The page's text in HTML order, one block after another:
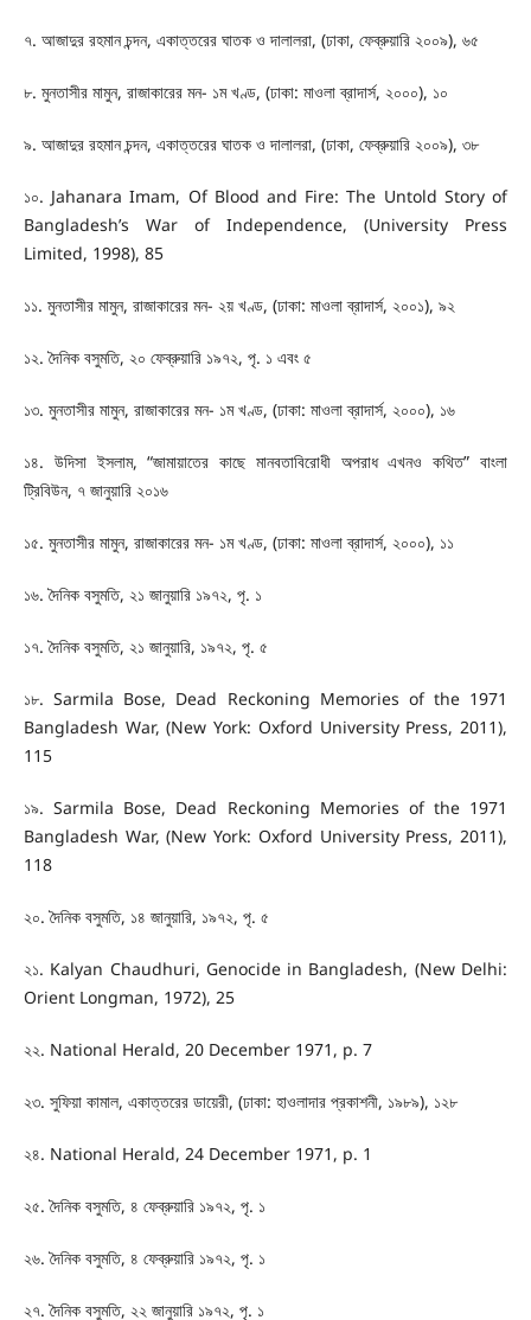
৭. আজাদুর রহমান চন্দন, একাত্তরের ঘাতক ও দালালরা, (ঢাকা, ফেব্রুয়ারি ২০০৯), ৬৫
৮. মুনতাসীর মামুন, রাজাকারের মন- ১ম খণ্ড, (ঢাকা: মাওলা ব্রাদার্স, ২০০০), ১০
৯. আজাদুর রহমান চন্দন, একাত্তরের ঘাতক ও দালালরা, (ঢাকা, ফেব্রুয়ারি ২০০৯), ৩৮
১০. Jahanara Imam, Of Blood and Fire: The Untold Story of
Bangladesh’s War of Independence, (University Press
Limited, 1998), 85
১১. মুনতাসীর মামুন, রাজাকারের মন- ২য় খণ্ড, (ঢাকা: মাওলা ব্রাদার্স, ২০০১), ৯২
১২. দৈনিক বসুমতি, ২০ ফেব্রুয়ারি ১৯৭২, পৃ. ১ এবং ৫
১৩. মুনতাসীর মামুন, রাজাকারের মন- ১ম খণ্ড, (ঢাকা: মাওলা ব্রাদার্স, ২০০০), ১৬
১৪. উদিসা ইসলাম, “জামায়াতের কাছে মানবতাবিরোধী অপরাধ এখনও কথিত” বাংলা
ট্রিবিউন, ৭ জানুয়ারি ২০১৬
১৫. মুনতাসীর মামুন, রাজাকারের মন- ১ম খণ্ড, (ঢাকা: মাওলা ব্রাদার্স, ২০০০), ১১
১৬. দৈনিক বসুমতি, ২১ জানুয়ারি ১৯৭২, পৃ. ১
১৭. দৈনিক বসুমতি, ২১ জানুয়ারি, ১৯৭২, পৃ. ৫
১৮. Sarmila Bose, Dead Reckoning Memories of the 1971
Bangladesh War, (New York: Oxford University Press, 2011),
115
১৯. Sarmila Bose, Dead Reckoning Memories of the 1971
Bangladesh War, (New York: Oxford University Press, 2011),
118
২০. দৈনিক বসুমতি, ১৪ জানুয়ারি, ১৯৭২, পৃ. ৫
২১. Kalyan Chaudhuri, Genocide in Bangladesh, (New Delhi:
Orient Longman, 1972), 25
২২. National Herald, 20 December 1971, p. 7
২৩. সুফিয়া কামাল, একাত্তরের ডায়েরী, (ঢাকা: হাওলাদার প্রকাশনী, ১৯৮৯), ১২৮
২৪. National Herald, 24 December 1971, p. 1
২৫. দৈনিক বসুমতি, ৪ ফেব্রুয়ারি ১৯৭২, পৃ. ১
২৬. দৈনিক বসুমতি, ৪ ফেব্রুয়ারি ১৯৭২, পৃ. ১
২৭. দৈনিক বসুমতি, ২২ জানুয়ারি ১৯৭২, পৃ. ১